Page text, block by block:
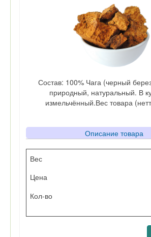
Состав: 100% Чага (черный
природный, натуральный. В
измельчённый.Вес товара
Описание товара
Вес
Цена
Кол-во